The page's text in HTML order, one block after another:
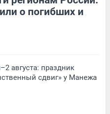
о погибших и
августа: праздник
сдвиг» у Манежа